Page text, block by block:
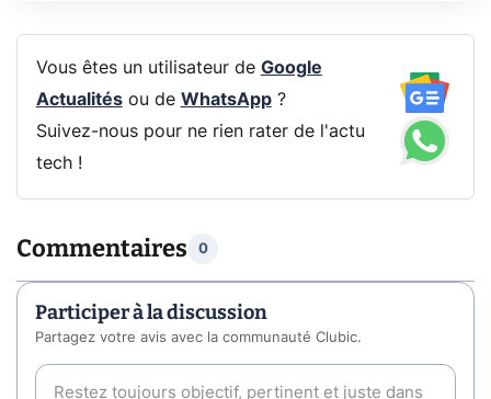
Vous êtes un utilisateur de Google
Actualitésou de WhatsApp?
Suivez-nous pour ne rien rater de l'actu
tech !
Commentaires 0
Participer à la discussion
Partagez votre avis avec la communauté Clubic.